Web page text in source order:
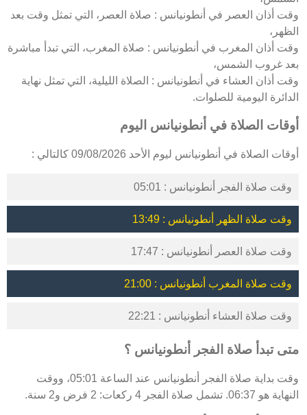
وقت أذان العصر في أنطونيانس : صلاة العصر، التي تمثل وقت بعد
الظهر،
وقت أذان المغرب في أنطونيانس : صلاة المغرب، التي تبدأ مباشرة
بعد غروب الشمس،
وقت أذان العشاء في أنطونيانس : الصلاة الليلية، التي تمثل نهاية
الدائرة اليومية للصلوات.
أوقات الصلاة في أنطونيانس اليوم
أوقات الصلاة في أنطونيانس ليوم الأحد 09/08/2026 كالتالي :
وقت صلاة الفجر أنطونيانس : 05:01
وقت صلاة الظهر أنطونيانس : 13:49
وقت صلاة العصر أنطونيانس : 17:47
وقت صلاة المغرب أنطونيانس : 21:00
وقت صلاة العشاء أنطونيانس : 22:21
متى تبدأ صلاة الفجر أنطونيانس ؟
وقت بداية صلاة الفجر أنطونيانس عند الساعة 05:01، ووقت
النهاية هو 06:37. تشمل صلاة الفجر 4 ركعات: 2 فرض و2 سنة.